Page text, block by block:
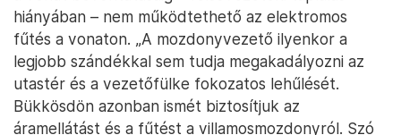
hiányában – nem működtethető az elektromos
fűtés a vonaton. „A mozdonyvezető ilyenkor a
legjobb szándékkal sem tudja megakadályozni az
utastér és a vezetőfülke fokozatos lehűlését.
Bükkösdön azonban ismét biztosítjuk az
áramellátást és a fűtést a villamosmozdonyról. Szó